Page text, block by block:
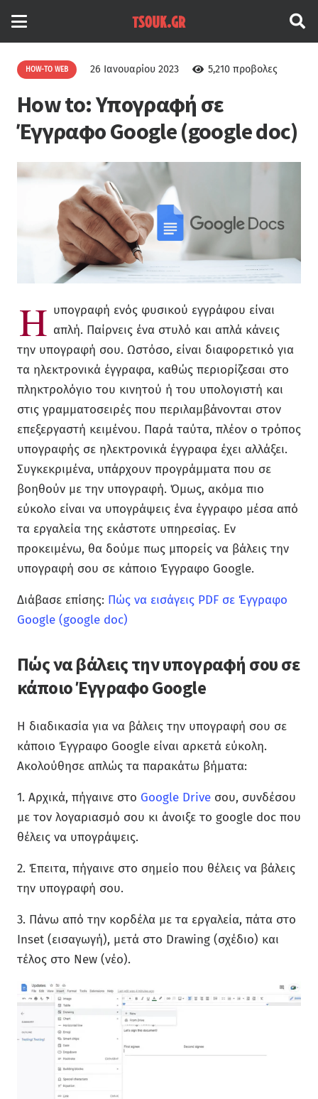
HOW-TO WEB 26 Ιανουαρίου 2023 5,210 προβολες
How to: Υπογραφή σε
Έγγραφο Google (google doc)
Η υπογραφή ενός φυσικού εγγράφου είναι
απλή. Παίρνεις ένα στυλό και απλά κάνεις
την υπογραφή σου. Ωστόσο, είναι διαφορετικό για
τα ηλεκτρονικά έγγραφα, καθώς περιορίζεσαι στο
πληκτρολόγιο του κινητού ή του υπολογιστή και
στις γραμματοσειρές που περιλαμβάνονται στον
επεξεργαστή κειμένου. Παρά ταύτα, πλέον ο τρόπος
υπογραφής σε ηλεκτρονικά έγγραφα έχει αλλάξει.
Συγκεκριμένα, υπάρχουν προγράμματα που σε
βοηθούν με την υπογραφή. Όμως, ακόμα πιο
εύκολο είναι να υπογράψεις ένα έγγραφο μέσα από
τα εργαλεία της εκάστοτε υπηρεσίας. Εν
προκειμένω, θα δούμε πως μπορείς να βάλεις την
υπογραφή σου σε κάποιο Έγγραφο Google.
Διάβασε επίσης: Πώς να εισάγεις PDF σε Έγγραφο
Google (google doc)
Πώς να βάλεις την υπογραφή σου σε
κάποιο Έγγραφο Google
Η διαδικασία για να βάλεις την υπογραφή σου σε
κάποιο Έγγραφο Google είναι αρκετά εύκολη.
Ακολούθησε απλώς τα παρακάτω βήματα:
1. Αρχικά, πήγαινε στο Google Drive σου, συνδέσου
με τον λογαριασμό σου κι άνοιξε το google doc που
θέλεις να υπογράψεις.
2. Έπειτα, πήγαινε στο σημείο που θέλεις να βάλεις
την υπογραφή σου.
3. Πάνω από την κορδέλα με τα εργαλεία, πάτα στο
Inset (εισαγωγή), μετά στο Drawing (σχέδιο) και
τέλος στο New (νέο).